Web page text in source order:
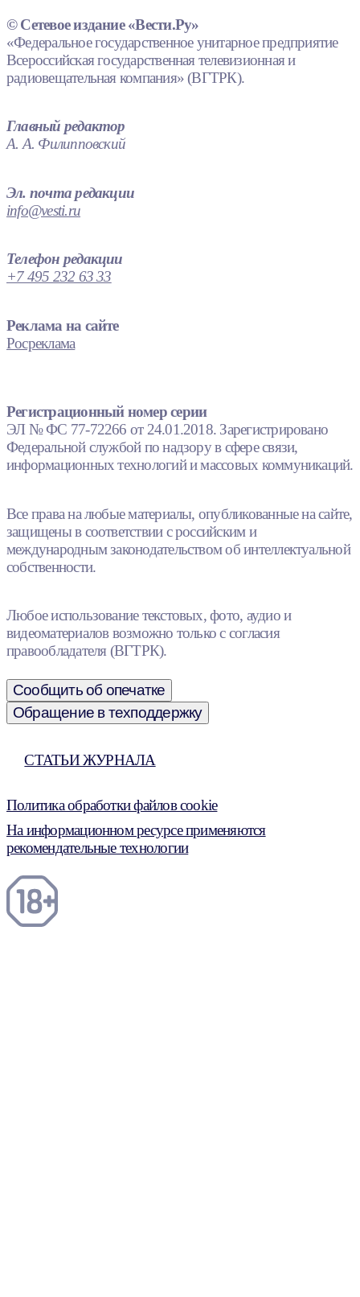
© Сетевое издание «Вести.Ру»
«Федеральное государственное унитарное предприятие
Всероссийская государственная телевизионная и
радиовещательная компания» (ВГТРК).
Главный редактор
А. А. Филипповский
Эл. почта редакции
info@vesti.ru
Телефон редакции
+7 495 232 63 33
Реклама на сайте
Росреклама
Регистрационный номер серии
ЭЛ № ФС 77-72266 от 24.01.2018. Зарегистрировано
Федеральной службой по надзору в сфере связи,
информационных технологий и массовых коммуникаций.
Все права на любые материалы, опубликованные на сайте,
защищены в соответствии с российским и
международным законодательством об интеллектуальной
собственности.
Любое использование текстовых, фото, аудио и
видеоматериалов возможно только с согласия
правообладателя (ВГТРК).
Сообщить об опечатке
Обращение в техподдержку
СТАТЬИ ЖУРНАЛА
Политика обработки файлов cookie
На информационном ресурсе применяются
рекомендательные технологии